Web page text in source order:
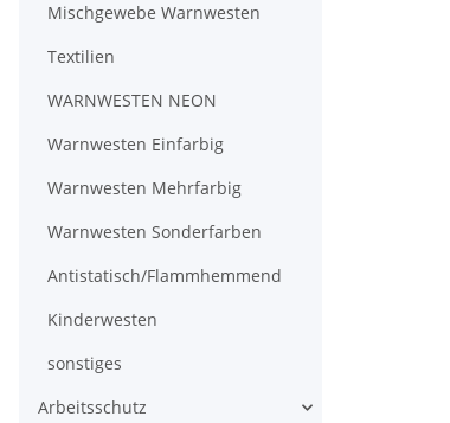
Mischgewebe Warnwesten
Textilien
WARNWESTEN NEON
Warnwesten Einfarbig
Warnwesten Mehrfarbig
Warnwesten Sonderfarben
Antistatisch/Flammhemmend
Kinderwesten
sonstiges
Arbeitsschutz